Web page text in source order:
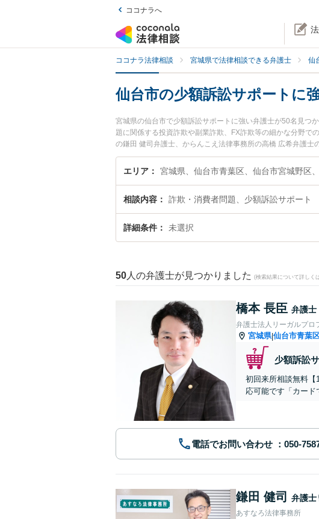
ココナラへ
ココナラ法律相談 宮城県で法律相談できる弁護士 仙
仙台市の少額訴訟サポートに
宮城県の仙台市で少額訴訟サポートに強い弁護士が50名見つ
題に関係する投資詐欺や副業詐欺、FX詐欺等の細かな分野で
の鎌田 健司弁護士、からんこえ法律事務所の高橋 広希弁護
トのトラブルを今すぐに弁護士に相談したい』『少額訴訟サ
仙台市内の弁護士に相談予約したい』などでお困りの相談者
エリア 宮城県、仙台市青葉区、仙台市宮城野区
相談内容 詐欺・消費者問題、少額訴訟サポート
詳細条件 未選択
50 人の弁護士が見つかりました (検索結果について詳しく
橋本 長臣 弁護士
弁護士法人リーガルプロ
宮城県|仙台市青葉
少額訴訟
初回来所相談無料【
応可能です「カード
電話でお問い合わせ
鎌田 健司 弁護士
あすなろ法律事務所